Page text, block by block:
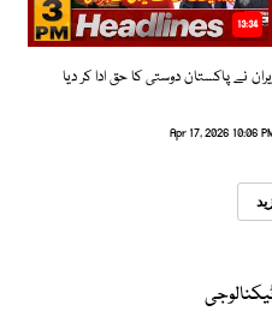
13:34
نے پاکستان دوستی کا حق ادا کر دیا
Apr 17, 2026 10:06